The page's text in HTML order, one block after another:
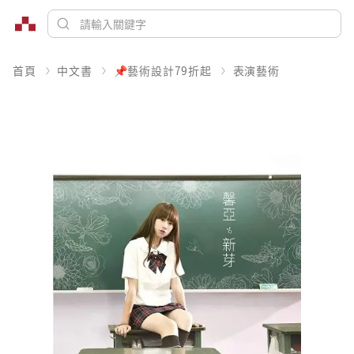
首頁 中文書 📌藝術設計79折起 表演藝術